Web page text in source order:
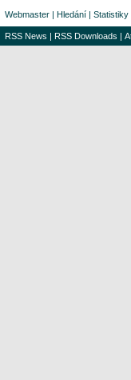
Webmaster | Hledání | Statistiky
RSS News | RSS Downloads |